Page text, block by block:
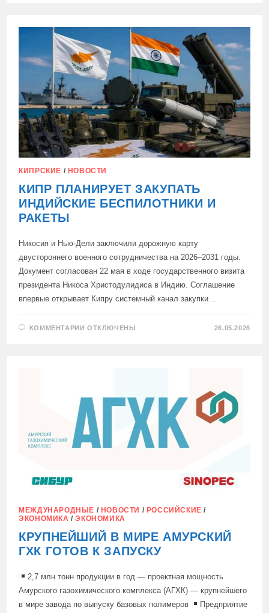
ЦЕЛЕЙ
ТЕРРИТОРИИ
БЕЛОРУССИИ
ДЛЯ
УДАРОВ
КИПРСКИЕ / НОВОСТИ
КИПР ПЛАНИРУЕТ ЗАКУПАТЬ
ИНДИЙСКИЕ БЕСПИЛОТНИКИ И
РАКЕТЫ
Никосия и Нью-Дели заключили дорожную карту
двустороннего военного сотрудничества на 2026–2031 годы.
Документ согласован 22 мая в ходе государственного визита
президента Никоса Христодулидиса в Индию. Соглашение
впервые открывает Кипру системный канал закупки…
КОММЕНТАРИИ К
ОТКЛЮЧЕНЫ 26.05.2026
МЕЖДУНАРОДНЫЕ / НОВОСТИ / РОССИЙСКИЕ /
ЭКОНОМИКА /ЭКОНОМИКА
КРУПНЕЙШИЙ В МИРЕ АМУРСКИЙ
ГХК ГОТОВ К ЗАПУСКУ
2,7 млн тонн продукции в год — проектная мощность
Амурского газохимического комплекса (АГХК) — крупнейшего
в мире завода по выпуску базовых полимеров
Предприятие